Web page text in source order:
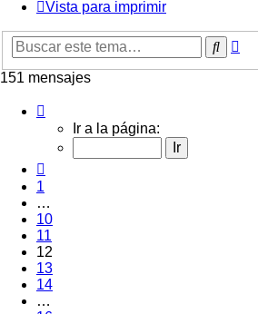
Vista para imprimir
Buscar
151 mensajes
12
16
Ir a la página:
1
…
10
11
12
13
14
…